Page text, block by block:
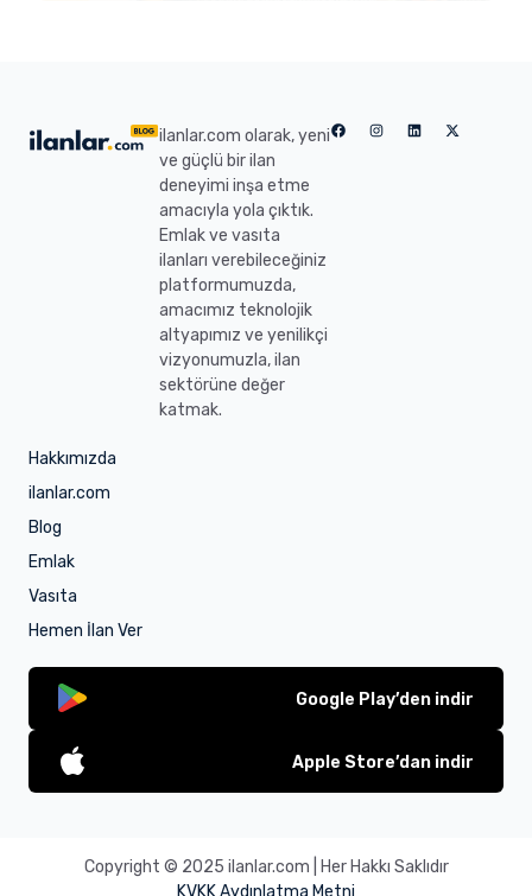
ilanlar.com olarak, yeni
ve güçlü bir ilan
deneyimi inşa etme
amacıyla yola çıktık.
Emlak ve vasıta
ilanları verebileceğiniz
platformumuzda,
amacımız teknolojik
altyapımız ve yenilikçi
vizyonumuzla, ilan
sektörüne değer
katmak.
Hakkımızda
ilanlar.com
Blog
Emlak
Vasıta
Hemen İlan Ver
Google Play’den indir
Apple Store’dan indir
Copyright © 2025 ilanlar.com | Her Hakkı Saklıdır
KVKK Aydınlatma Metni